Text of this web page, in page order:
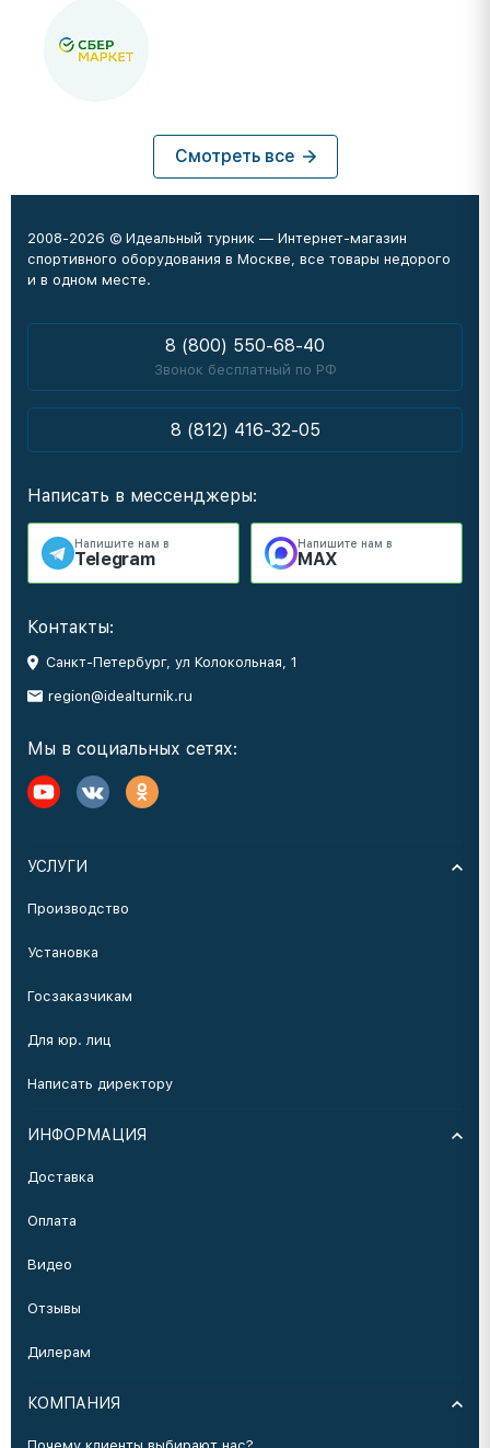
Смотреть все
2008-2026 © Идеальный турник — Интернет-магазин
спортивного оборудования в Москве, все товары недорого
и в одном месте.
8 (800) 550-68-40
Звонок бесплатный по РФ
8 (812) 416-32-05
Написать в мессенджеры:
Напишите нам в
Telegram
Напишите нам в
MAX
Контакты:
Санкт-Петербург, ул Колокольная, 1
region@idealturnik.ru
Мы в социальных сетях:
УСЛУГИ
Производство
Установка
Госзаказчикам
Для юр. лиц
Написать директору
ИНФОРМАЦИЯ
Доставка
Оплата
Видео
Отзывы
Дилерам
КОМПАНИЯ